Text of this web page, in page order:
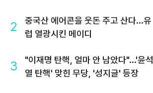
2
중국산 에어콘을 웃돈 주고 산다...유
럽 열광시킨 메이디
3
"이재명 탄핵, 얼마 안 남았다"...'윤석
열 탄핵' 맞힌 무당, '성지글' 등장